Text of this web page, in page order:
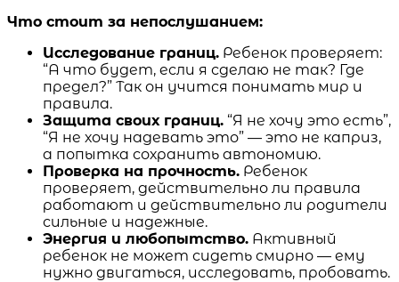
Что стоит за непослушанием:
Исследование границ. Ребенок проверяет:
“А что будет, если я сделаю не так? Где
предел?” Так он учится понимать мир и
правила.
Защита своих границ. “Я не хочу это есть”,
“Я не хочу надевать это” — это не каприз,
а попытка сохранить автономию.
Проверка на прочность. Ребенок
проверяет, действительно ли правила
работают и действительно ли родители
сильные и надежные.
Энергия и любопытство. Активный
ребенок не может сидеть смирно — ему
нужно двигаться, исследовать, пробовать.